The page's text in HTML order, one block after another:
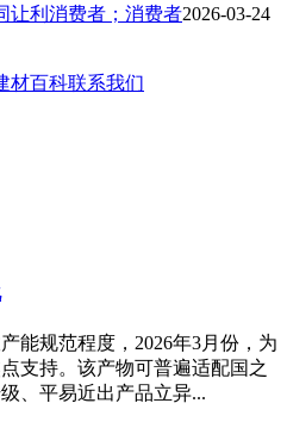
让利消费者；消费者2026-03-24
材百科联系我们
能规范程度，2026年3月份，为
支持。该产物可普遍适配国之
、平易近出产品立异...